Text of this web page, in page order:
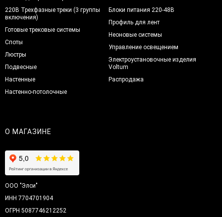
220В Трехфазные треки (3 группы
включения)
Готовые трековые системы
Споты
Люстры
Подвесные
Настенные
Настенно-потолочные
Блоки питания 220-48В
Профиль для лент
Неоновые системы
Управление освещением
Электроустановочные изделия
Voltum
Распродажа
О МАГАЗИНЕ
ООО "Элси"
ИНН 7704701904
ОГРН 5087746212252